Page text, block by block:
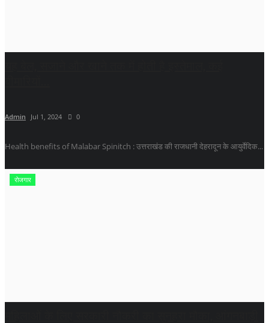
Admin Jul 1, 2024 0
Health benefits of Malabar Spinitch : उत्तराखंड की राजधानी देहरादून के आयुर्वेदिक...
रोजगार